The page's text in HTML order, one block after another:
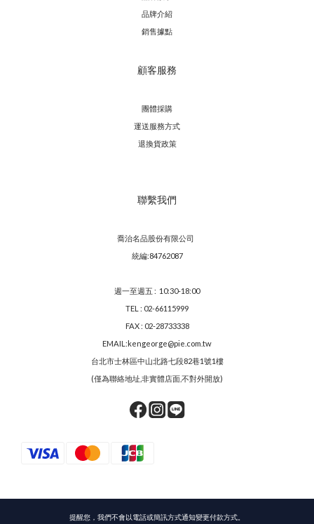
品牌介紹
銷售據點
顧客服務
團體採購
運送服務方式
退換貨政策
聯繫我們
喬治名品股份有限公司
統編:84762087
週一至週五 : 10:30-18:00
TEL : 02-66115999
FAX : 02-28733338
EMAIL:kengeorge@pie.com.tw
台北市士林區中山北路七段82巷1號1樓
(僅為聯絡地址,非實體店面,不對外開放)
提醒您，我們不會以電話或簡訊方式通知變更付款方式。